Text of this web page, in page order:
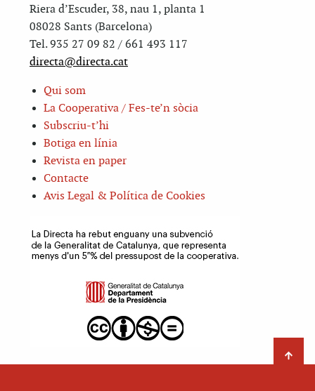
Riera d’Escuder, 38, nau 1, planta 1
08028 Sants (Barcelona)
Tel. 935 27 09 82 / 661 493 117
directa@directa.cat
Qui som
La Cooperativa / Fes-te’n sòcia
Subscriu-t’hi
Botiga en línia
Revista en paper
Contacte
Avis Legal & Política de Cookies